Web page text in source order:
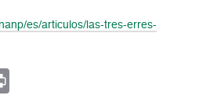
es/articulos/las-tres-erres-